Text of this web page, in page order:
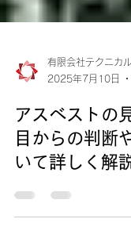
有限会社テクニカ
2025年7月10日
アスベストの